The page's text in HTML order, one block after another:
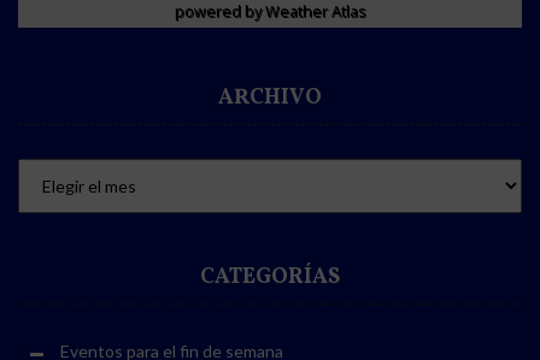
powered byWeather Atlas
ARCHIVO
CATEGORÍAS
Eventos para el fin de semana